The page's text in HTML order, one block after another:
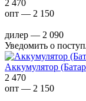
2 470
опт — 2 150
дилер — 2 090
Уведомить о
Аккумулятор
2 470
опт — 2 150